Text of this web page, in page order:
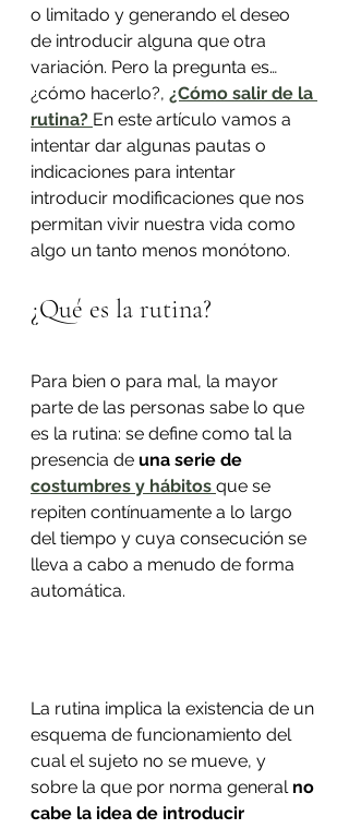
o limitado y generando el deseo
de introducir alguna que otra
variación. Pero la pregunta es…
¿cómo hacerlo?, ¿Cómo salir de la
rutina? En este artículo vamos a
intentar dar algunas pautas o
indicaciones para intentar
introducir modificaciones que nos
permitan vivir nuestra vida como
algo un tanto menos monótono.
¿Qué es la rutina?
Para bien o para mal, la mayor
parte de las personas sabe lo que
es la rutina: se define como tal la
presencia de una serie de
costumbres y hábitos que se
repiten contínuamente a lo largo
del tiempo y cuya consecución se
lleva a cabo a menudo de forma
automática.
La rutina implica la existencia de un
esquema de funcionamiento del
cual el sujeto no se mueve, y
sobre la que por norma general no
cabe la idea de introducir